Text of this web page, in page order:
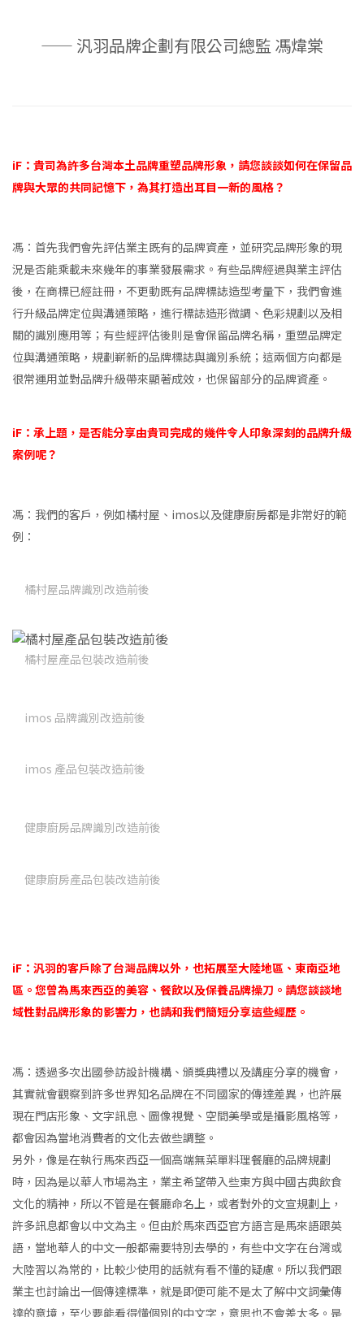
—— 汎羽品牌企劃有限公司總監 馮煒棠
iF：貴司為許多台灣本土品牌重塑品牌形象，請您談談如何在保留品
牌與大眾的共同記憶下，為其打造出耳目一新的風格？
馮：首先我們會先評估業主既有的品牌資產，並研究品牌形象的現
況是否能乘載未來幾年的事業發展需求。有些品牌經過與業主評估
後，在商標已經註冊，不更動既有品牌標誌造型考量下，我們會進
行升級品牌定位與溝通策略，進行標誌造形微調、色彩規劃以及相
關的識別應用等；有些經評估後則是會保留品牌名稱，重塑品牌定
位與溝通策略，規劃嶄新的品牌標誌與識別系統；這兩個方向都是
很常運用並對品牌升級帶來顯著成效，也保留部分的品牌資產。
iF：承上題，是否能分享由貴司完成的幾件令人印象深刻的品牌升級
案例呢？
馮：我們的客戶，例如橘村屋、imos以及健康廚房都是非常好的範
例：
橘村屋品牌識別改造前後
橘村屋產品包裝改造前後
imos 品牌識別改造前後
imos 產品包裝改造前後
健康廚房品牌識別改造前後
健康廚房產品包裝改造前後
iF：汎羽的客戶除了台灣品牌以外，也拓展至大陸地區、東南亞地
區。您曾為馬來西亞的美容、餐飲以及保養品牌操刀。請您談談地
域性對品牌形象的影響力，也請和我們簡短分享這些經歷。
馮：透過多次出國參訪設計機構、頒獎典禮以及講座分享的機會，
其實就會觀察到許多世界知名品牌在不同國家的傳達差異，也許展
現在門店形象、文字訊息、圖像視覺、空間美學或是攝影風格等，
都會因為當地消費者的文化去做些調整。
另外，像是在執行馬來西亞一個高端無菜單料理餐廳的品牌規劃
時，因為是以華人市場為主，業主希望帶入些東方與中國古典飲食
文化的精神，所以不管是在餐廳命名上，或者對外的文宣規劃上，
許多訊息都會以中文為主。但由於馬來西亞官方語言是馬來語跟英
語，當地華人的中文一般都需要特別去學的，有些中文字在台灣或
大陸習以為常的，比較少使用的話就有看不懂的疑慮。所以我們跟
業主也討論出一個傳達標準，就是即便可能不是太了解中文詞彙傳
達的意境，至少要能看得懂個別的中文字，意思也不會差太多。是